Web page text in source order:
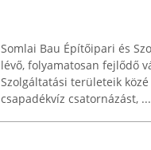
Somlai Bau Építőipari és
lévő, folyamatosan fejlődő
Szolgáltatási területeik
csapadékvíz csatornázást, ...